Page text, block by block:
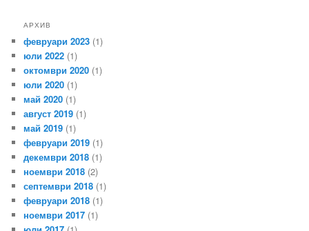
АРХИВ
февруари 2023 (1)
юли 2022 (1)
октомври 2020 (1)
юли 2020 (1)
май 2020 (1)
август 2019 (1)
май 2019 (1)
февруари 2019 (1)
декември 2018 (1)
ноември 2018 (2)
септември 2018 (1)
февруари 2018 (1)
ноември 2017 (1)